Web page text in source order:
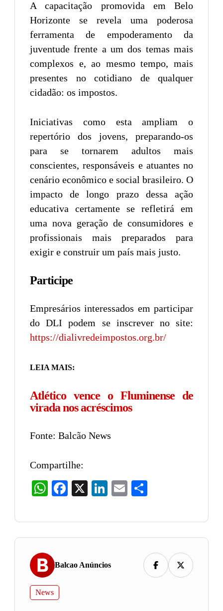
A capacitação promovida em Belo
Horizonte se revela uma poderosa
ferramenta de empoderamento da
juventude frente a um dos temas mais
complexos e, ao mesmo tempo, mais
presentes no cotidiano de qualquer
cidadão: os impostos.
Iniciativas como esta ampliam o
repertório dos jovens, preparando-os
para se tornarem adultos mais
conscientes, responsáveis e atuantes no
cenário econômico e social brasileiro. O
impacto de longo prazo dessa ação
educativa certamente se refletirá em
uma nova geração de consumidores e
profissionais mais preparados para
exigir e construir um país mais justo.
Participe
Empresários interessados em participar
do DLI podem se inscrever no site:
https://dialivredeimpostos.org.br/
LEIA MAIS:
Atlético vence o Fluminense de
virada nos acréscimos
Fonte: Balcão News
Compartilhe:
WhatsAppFacebook LinkedIn
Email
Balcao Anúncios
News